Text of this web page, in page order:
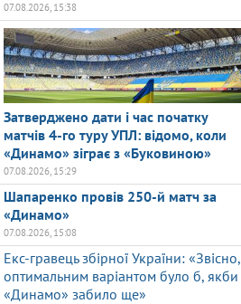
07.08.2026, 15:38
Затверджено дати і час початку
матчів 4-го туру УПЛ: відомо, коли
«Динамо» зіграє з «Буковиною»
07.08.2026, 15:29
Шапаренко провів 250-й матч за
«Динамо»
07.08.2026, 15:08
Екс-гравець збірної України: «Звісно,
оптимальним варіантом було б, якби
«Динамо» забило ще»